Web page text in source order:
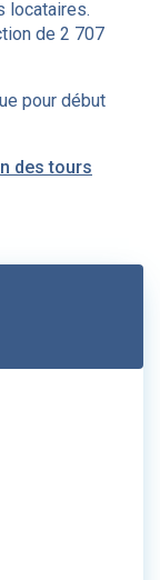
locataires.
de 2 707
pour début
des tours